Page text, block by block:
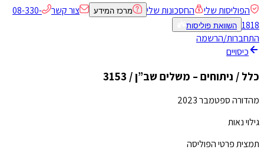
הפוליסות שלי החסכונות שלי מרכז המידע צור קשר
08-330-
1818
השוואת פוליסות
התחברות/הרשמה
כיסויים
כלל / ניתוחים – משלים שב”ן / 3153
מהדורה ספטמבר 2023
גילוי נאות
תמצית פרטי הפוליסה